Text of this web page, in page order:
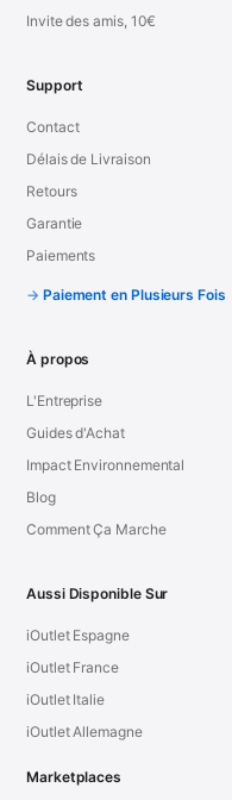
Invite des amis, 10€
Support
Contact
Délais de Livraison
Retours
Garantie
Paiements
Paiement en Plusieurs Fois
À propos
L'Entreprise
Guides d'Achat
Impact Environnemental
Blog
Comment Ça Marche
Aussi Disponible Sur
iOutlet Espagne
iOutlet France
iOutlet Italie
iOutlet Allemagne
Marketplaces